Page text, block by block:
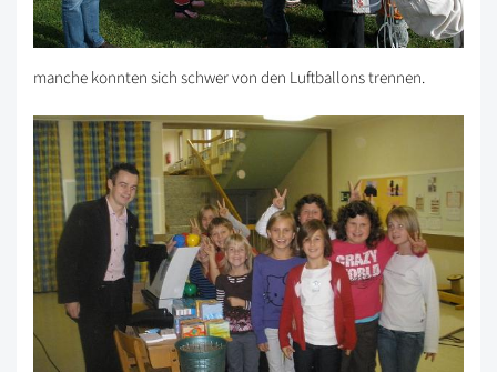
manche konnten sich schwer von den Luftballons trennen.